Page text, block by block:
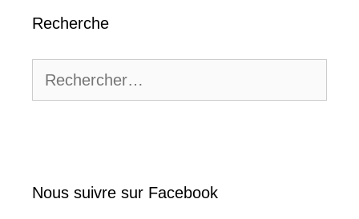
Recherche
Nous suivre sur Facebook